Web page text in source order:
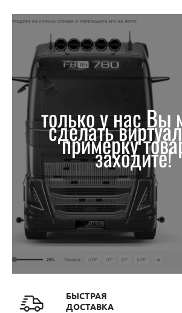
только у нас Вы
сделать
примерку
заходите!
БЫСТРАЯ
ДОСТАВКА